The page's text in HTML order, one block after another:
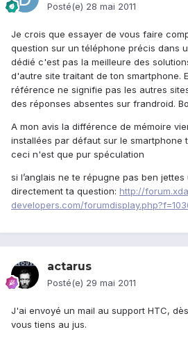
Posté(e) 28 mai 2011
Je crois que essayer de vous faire
question sur un téléphone précis dans
dédié c'est pas la meilleure des
d'autre site traitant de ton smartphone.
référence ne signifie pas les autres
des réponses absentes sur frandroid.
A mon avis la différence de mémoire
installées par défaut sur le smartphone
ceci n'est que pur spéculation
si l’anglais ne te répugne pas ben
directement ta question: http://
developers.com/
actarus
Posté(e) 29 mai 2011
J'ai envoyé un mail au support HTC,
vous tiens au jus.